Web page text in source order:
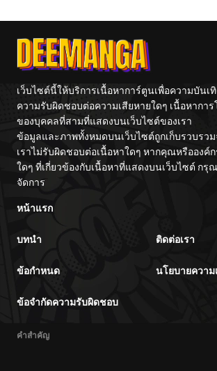
เว็บไซต์นี้ให้บริการเนื้อหาการ์ตูนเพื่อความบันเ
ความรับผิดชอบต่อความเสียหายใดๆ เนื้อหากา
ของบุคคลที่สามที่แสดงบนเว็บไซต์ของเรา
ข้อมูลและภาพทั้งหมดบนเว็บไซต์ถูกเก็บรวบรวม
เราไม่รับผิดชอบต่อเนื้อหาใดๆ หากคุณหรืออง
ใดๆ ที่เกี่ยวข้องกับเนื้อหาที่แสดงบนเว็บไซต์ กรุ
จัดการ
หน้าแรก
บทนำ ติดต่อเรา
ข้อกำหนด นโยบายควา
ข้อจำกัดความรับผิดชอบ
คำสำคัญ